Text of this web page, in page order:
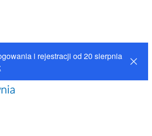
i rejestracji od 20 sierpnia